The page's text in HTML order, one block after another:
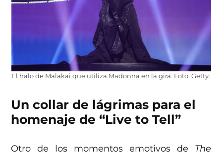
El halo de Malakai que utiliza Madonna en la gira. Foto: Getty.
Un collar de lágrimas para el
homenaje de “Live to Tell”
Otro de los momentos emotivos de The